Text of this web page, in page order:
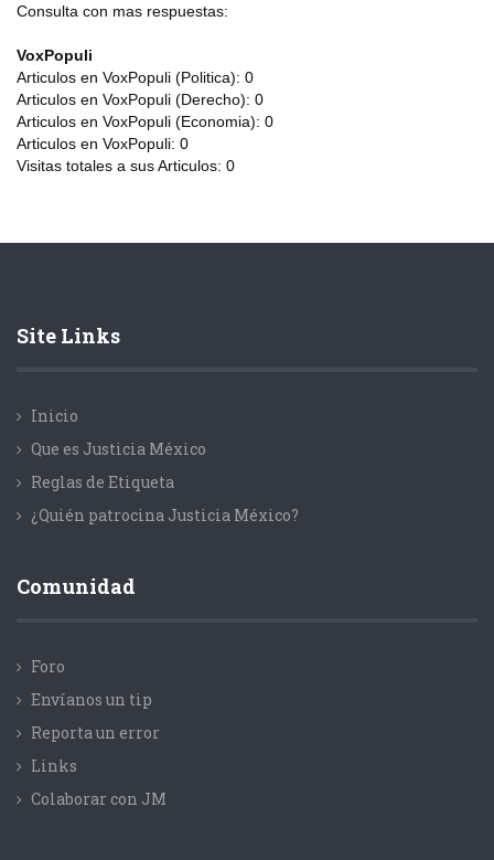
Consulta con mas respuestas:
VoxPopuli
Articulos en VoxPopuli (Politica): 0
Articulos en VoxPopuli (Derecho): 0
Articulos en VoxPopuli (Economia): 0
Articulos en VoxPopuli: 0
Visitas totales a sus Articulos: 0
Site Links
Inicio
Que es Justicia México
Reglas de Etiqueta
¿Quién patrocina Justicia México?
Comunidad
Foro
Envíanos un tip
Reporta un error
Links
Colaborar con JM